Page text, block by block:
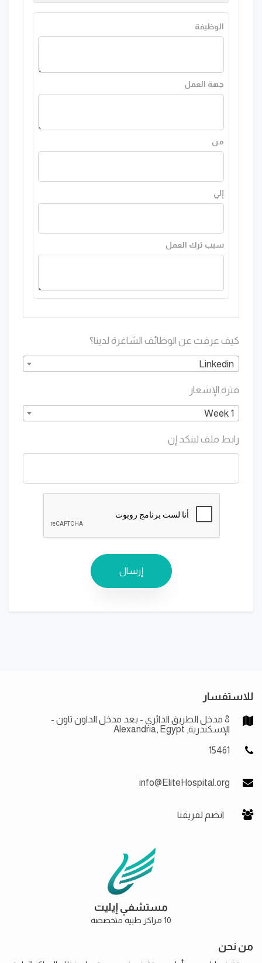
كيف عرفت عن الوظائف الشاغرة لدينا؟
Linkedin
فترة الإشعار
1 Week
رابط ملف لينكد إن
إرسال
للاستفسار
8 مدخل الطريق الدائري - بعد مدخل الداون تاون -
الإسكندرية, Alexandria, Egypt
15461
info@EliteHospital.org
انضم لفريقنا
مستشفي إيليت
10 مراكز طبية متخصصة
من نحن